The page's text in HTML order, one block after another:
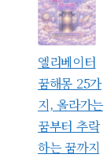
엘리베이터
꿈해몽 25가
지, 올라가는
꿈부터 추락
하는 꿈까지